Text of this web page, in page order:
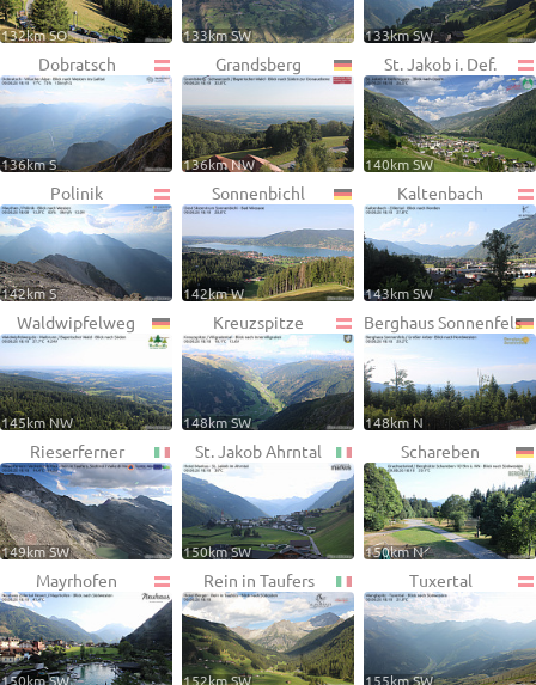
132km SO 133km SW 133km SW
Dobratsch
136km S
Grandsberg
136km NW
St. Jakob i. Def.
140km SW
Polinik
142km S
Sonnenbichl
142km W
Kaltenbach
143km SW
Waldwipfelweg
145km NW
Kreuzspitze
148km SW
Berghaus Sonnenfels
148km N
Rieserferner
149km SW
St. Jakob Ahrntal
150km SW
Schareben
150km N
Mayrhofen
150km SW
Rein in Taufers
152km SW
Tuxertal
155km SW